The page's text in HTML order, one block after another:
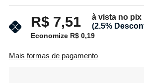
R$ 7,51
à vista no pix
(2.5%
Economize R$ 0,19
Mais formas de pagamento